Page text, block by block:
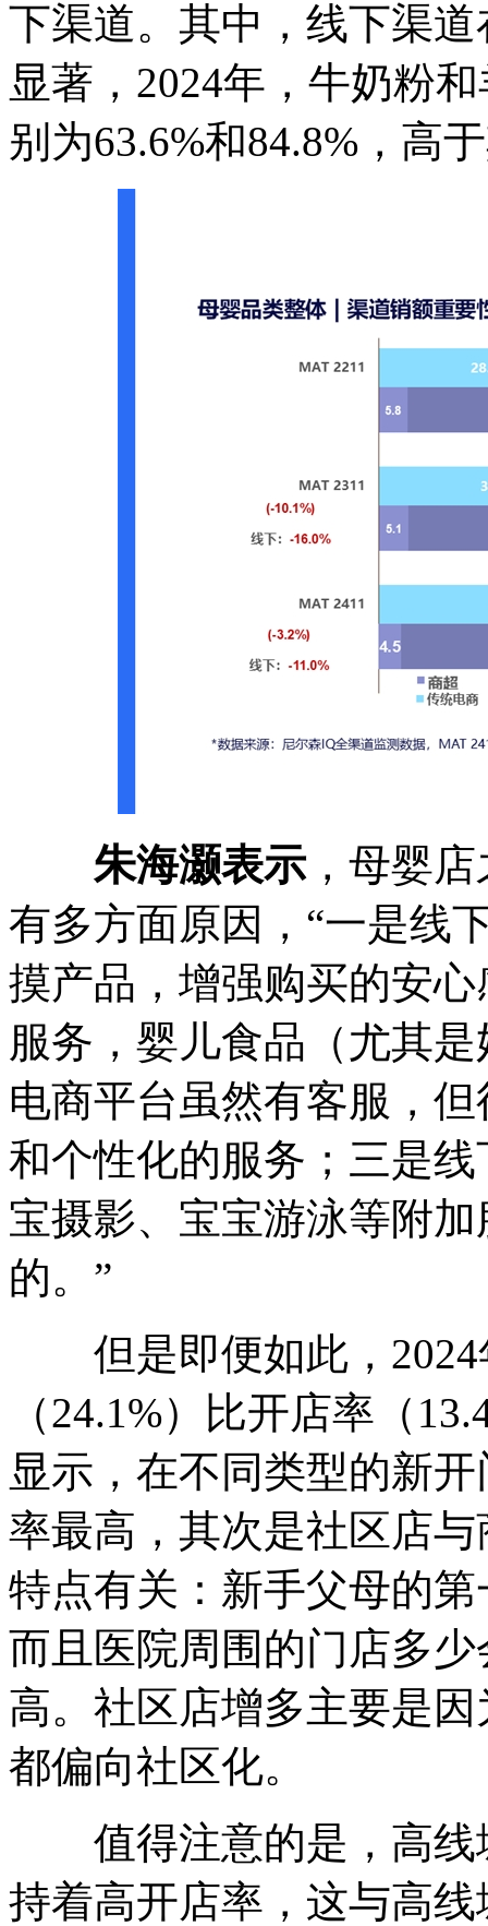
下渠道。其中，线下渠
显著，2024年，牛奶粉
别为63.6%和84.8%，高
朱海灏表示，母婴
有多方面原因，“一是线
摸产品，增强购买的安
服务，婴儿食品（尤其
电商平台虽然有客服，
和个性化的服务；三是
宝摄影、宝宝游泳等附
的。”
但是即便如此，2024
（24.1%）比开店率（
显示，在不同类型的新
率最高，其次是社区店
特点有关：新手父母的
而且医院周围的门店多
高。社区店增多主要是
都偏向社区化。
值得注意的是，高线
持着高开店率，这与高